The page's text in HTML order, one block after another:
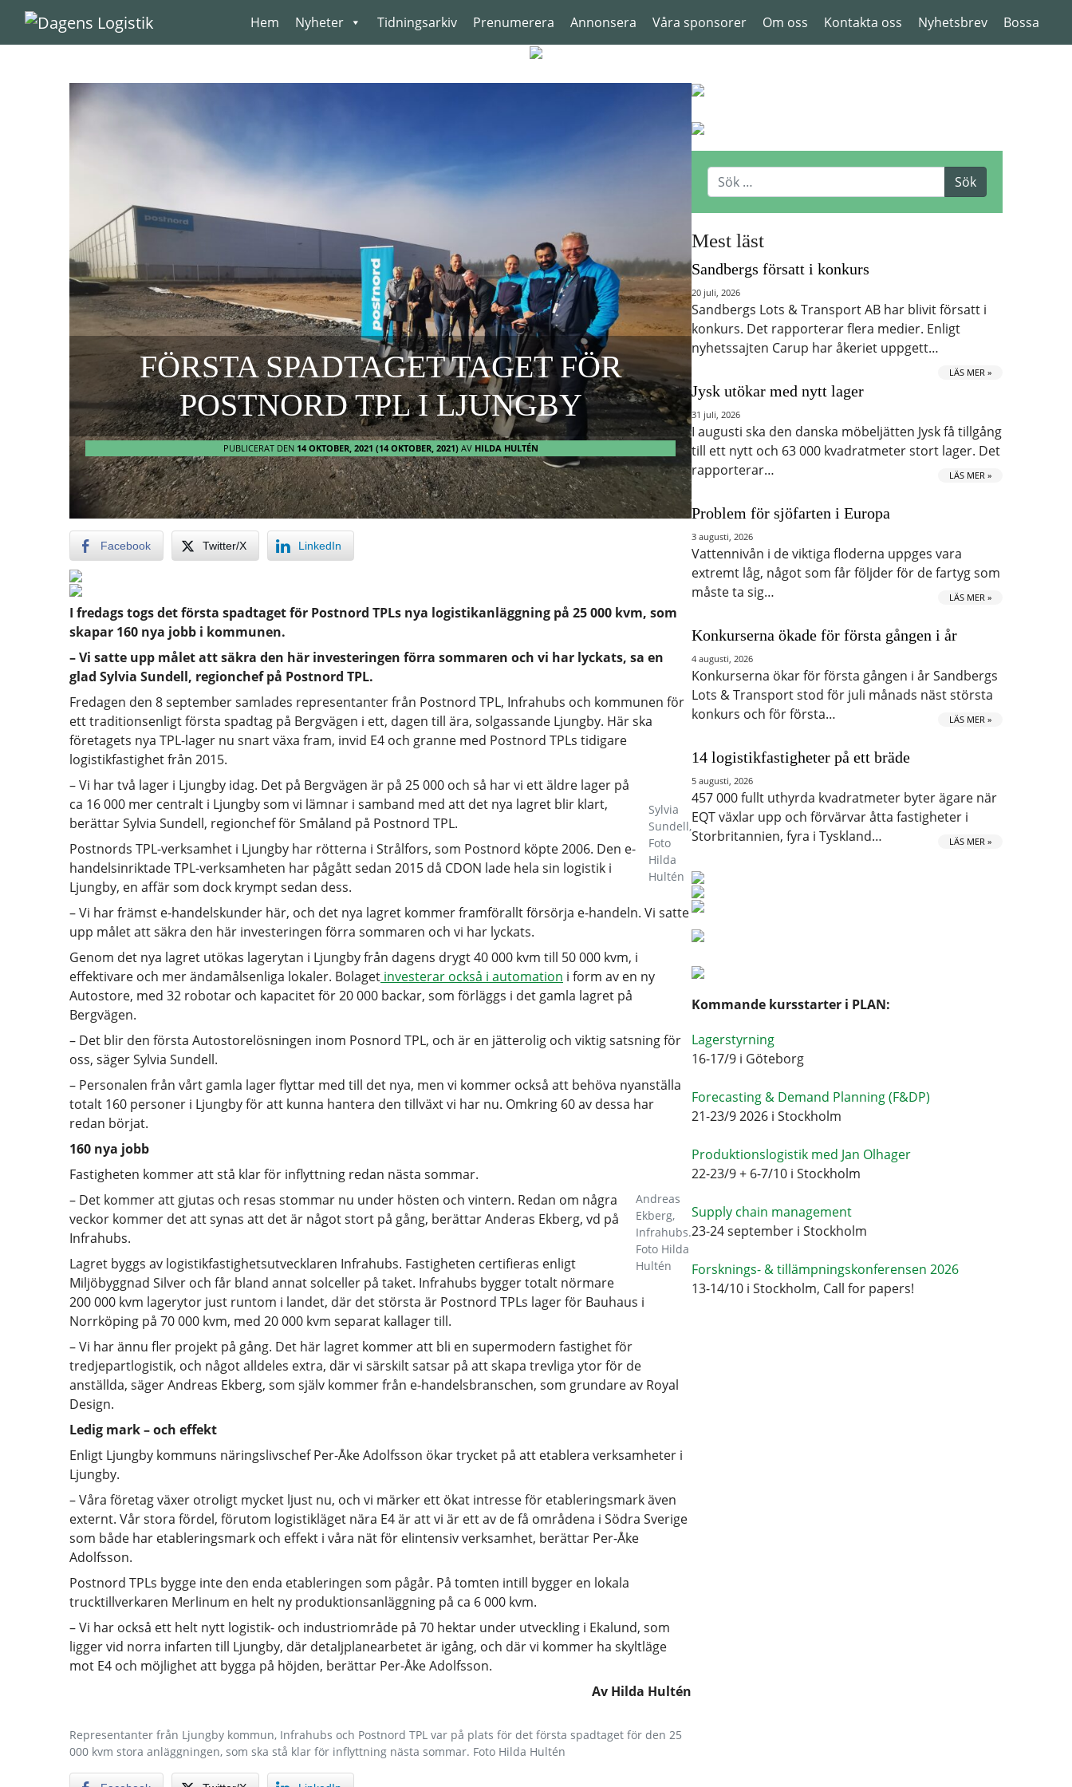
Hoppa till innehåll
Hem Nyheter Tidningsarkiv Prenumerera Annonsera Våra sponsorer Om oss Kontakta oss Nyhetsbrev Bossa
FÖRSTA SPADTAGET TAGET FÖR
POSTNORD TPL I LJUNGBY
PUBLICERAT DEN 14 OKTOBER, 2021 (14 OKTOBER, 2021) AV HILDA HULTÉN
Facebook Twitter/X LinkedIn
I fredags togs det första spadtaget för Postnord TPLs nya logistikanläggning på 25 000 kvm, som
skapar 160 nya jobb i kommunen.
– Vi satte upp målet att säkra den här investeringen förra sommaren och vi har lyckats, sa en
glad Sylvia Sundell, regionchef på Postnord TPL.
Fredagen den 8 september samlades representanter från Postnord TPL, Infrahubs och kommunen för
ett traditionsenligt första spadtag på Bergvägen i ett, dagen till ära, solgassande Ljungby. Här ska
företagets nya TPL-lager nu snart växa fram, invid E4 och granne med Postnord TPLs tidigare
logistikfastighet från 2015.
Sylvia
Sundell,
Foto
Hilda
Hultén
– Vi har två lager i Ljungby idag. Det på Bergvägen är på 25 000 och så har vi ett äldre lager på
ca 16 000 mer centralt i Ljungby som vi lämnar i samband med att det nya lagret blir klart,
berättar Sylvia Sundell, regionchef för Småland på Postnord TPL.
Postnords TPL-verksamhet i Ljungby har rötterna i Strålfors, som Postnord köpte 2006. Den e-
handelsinriktade TPL-verksamheten har pågått sedan 2015 då CDON lade hela sin logistik i
Ljungby, en affär som dock krympt sedan dess.
– Vi har främst e-handelskunder här, och det nya lagret kommer framförallt försörja e-handeln. Vi satte
upp målet att säkra den här investeringen förra sommaren och vi har lyckats.
Genom det nya lagret utökas lagerytan i Ljungby från dagens drygt 40 000 kvm till 50 000 kvm, i
effektivare och mer ändamålsenliga lokaler. Bolaget investerar också i automation i form av en ny
Autostore, med 32 robotar och kapacitet för 20 000 backar, som förläggs i det gamla lagret på
Bergvägen.
– Det blir den första Autostorelösningen inom Posnord TPL, och är en jätterolig och viktig satsning för
oss, säger Sylvia Sundell.
– Personalen från vårt gamla lager flyttar med till det nya, men vi kommer också att behöva nyanställa
totalt 160 personer i Ljungby för att kunna hantera den tillväxt vi har nu. Omkring 60 av dessa har
redan börjat.
160 nya jobb
Andreas
Ekberg,
Infrahubs.
Foto Hilda
Hultén
Fastigheten kommer att stå klar för inflyttning redan nästa sommar.
– Det kommer att gjutas och resas stommar nu under hösten och vintern. Redan om några
veckor kommer det att synas att det är något stort på gång, berättar Anderas Ekberg, vd på
Infrahubs.
Lagret byggs av logistikfastighetsutvecklaren Infrahubs. Fastigheten certifieras enligt
Miljöbyggnad Silver och får bland annat solceller på taket. Infrahubs bygger totalt nörmare
200 000 kvm lagerytor just runtom i landet, där det största är Postnord TPLs lager för Bauhaus i
Norrköping på 70 000 kvm, med 20 000 kvm separat kallager till.
– Vi har ännu fler projekt på gång. Det här lagret kommer att bli en supermodern fastighet för
tredjepartlogistik, och något alldeles extra, där vi särskilt satsar på att skapa trevliga ytor för de
anställda, säger Andreas Ekberg, som själv kommer från e-handelsbranschen, som grundare av Royal
Design.
Ledig mark – och effekt
Enligt Ljungby kommuns näringslivschef Per-Åke Adolfsson ökar trycket på att etablera verksamheter i
Ljungby.
– Våra företag växer otroligt mycket ljust nu, och vi märker ett ökat intresse för etableringsmark även
externt. Vår stora fördel, förutom logistikläget nära E4 är att vi är ett av de få områdena i Södra Sverige
som både har etableringsmark och effekt i våra nät för elintensiv verksamhet, berättar Per-Åke
Adolfsson.
Postnord TPLs bygge inte den enda etableringen som pågår. På tomten intill bygger en lokala
trucktillverkaren Merlinum en helt ny produktionsanläggning på ca 6 000 kvm.
– Vi har också ett helt nytt logistik- och industriområde på 70 hektar under utveckling i Ekalund, som
ligger vid norra infarten till Ljungby, där detaljplanearbetet är igång, och där vi kommer ha skyltläge
mot E4 och möjlighet att bygga på höjden, berättar Per-Åke Adolfsson.
Av Hilda Hultén
Representanter från Ljungby kommun, Infrahubs och Postnord TPL var på plats för det första spadtaget för den 25
000 kvm stora anläggningen, som ska stå klar för inflyttning nästa sommar. Foto Hilda Hultén
Mest läst
Sandbergs försatt i konkurs
20 juli, 2026
Sandbergs Lots & Transport AB har blivit försatt i
konkurs. Det rapporterar flera medier. Enligt
nyhetssajten Carup har åkeriet uppgett…
LÄS MER »
Jysk utökar med nytt lager
31 juli, 2026
I augusti ska den danska möbeljätten Jysk få tillgång
till ett nytt och 63 000 kvadratmeter stort lager. Det
rapporterar…
LÄS MER »
Problem för sjöfarten i Europa
3 augusti, 2026
Vattennivån i de viktiga floderna uppges vara
extremt låg, något som får följder för de fartyg som
måste ta sig…
LÄS MER »
Konkurserna ökade för första gången i år
4 augusti, 2026
Konkurserna ökar för första gången i år Sandbergs
Lots & Transport stod för juli månads näst största
konkurs och för första…
LÄS MER »
14 logistikfastigheter på ett bräde
5 augusti, 2026
457 000 fullt uthyrda kvadratmeter byter ägare när
EQT växlar upp och förvärvar åtta fastigheter i
Storbritannien, fyra i Tyskland…
LÄS MER »
Kommande kursstarter i PLAN:
Lagerstyrning
16-17/9 i Göteborg
Forecasting & Demand Planning (F&DP)
21-23/9 2026 i Stockholm
Produktionslogistik med Jan Olhager
22-23/9 + 6-7/10 i Stockholm
Supply chain management
23-24 september i Stockholm
Forsknings- & tillämpningskonferensen 2026
13-14/10 i Stockholm, Call for papers!